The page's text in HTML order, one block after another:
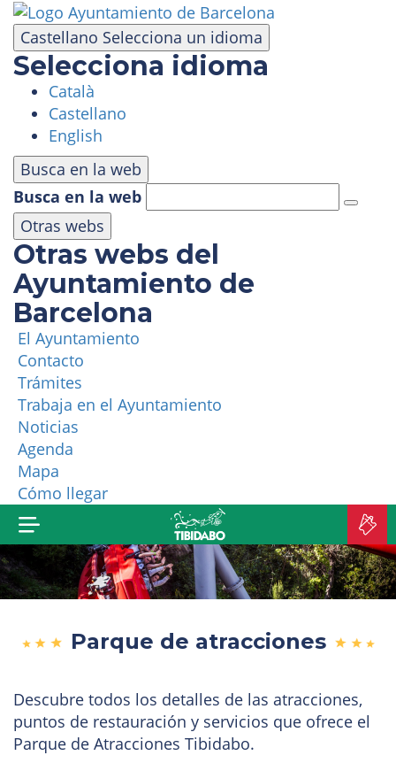
Castellano Selecciona un idioma
Selecciona idioma
Català
Castellano
English
Busca en la web
Busca en la web
Otras webs
Otras webs del
Ayuntamiento de
Barcelona
El Ayuntamiento
Contacto
Trámites
Trabaja en el Ayuntamiento
Noticias
Agenda
Mapa
Cómo llegar
Pasar
contenido
principal
VISITA
PARQUE DE ATRACCIONES
ÁREA PANORÁMICA
MASÍA TIBIDABO
FUNICULAR
TIBICLUB
¿QUIÉNES SOMOS?
MÁS PRODUCTOS
Parque de atracciones
Descubre todos los detalles de las atracciones,
puntos de restauración y servicios que ofrece el
Parque de Atracciones Tibidabo.